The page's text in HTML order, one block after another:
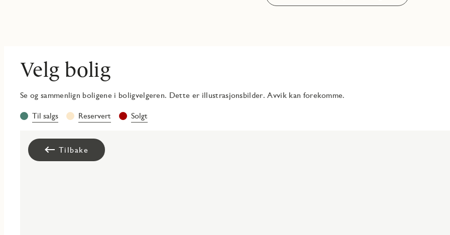
Velg bolig
Se og sammenlign boligene i boligvelgeren. Dette er illustrasjonsbilder. Avvik kan forekomme.
Les
mer
statusene
Til salgs Reservert Solgt
Tilbake